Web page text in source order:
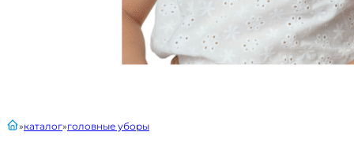
главнаякаталог головные уборы